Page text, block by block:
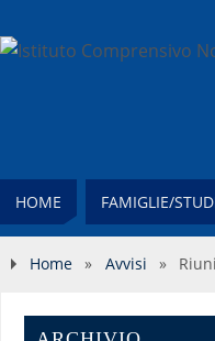
HOME FAMIGLIE/
Home » Avvisi »